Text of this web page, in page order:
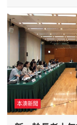
本澳新聞